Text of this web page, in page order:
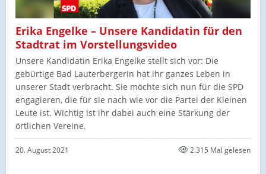
Erika Engelke – Unsere Kandidatin für den
Stadtrat im Vorstellungsvideo
Unsere Kandidatin Erika Engelke stellt sich vor: Die
gebürtige Bad Lauterbergerin hat ihr ganzes Leben in
unserer Stadt verbracht. Sie möchte sich nun für die SPD
engagieren, die für sie nach wie vor die Partei der Kleinen
Leute ist. Wichtig ist ihr dabei auch eine Stärkung der
örtlichen Vereine.
20. August 2021 2.315 Mal gelesen